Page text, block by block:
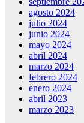
agosto 2024
julio 2024
junio 2024
mayo 2024
abril 2024
marzo 2024
febrero 2024
enero 2024
abril 2023
marzo 2023